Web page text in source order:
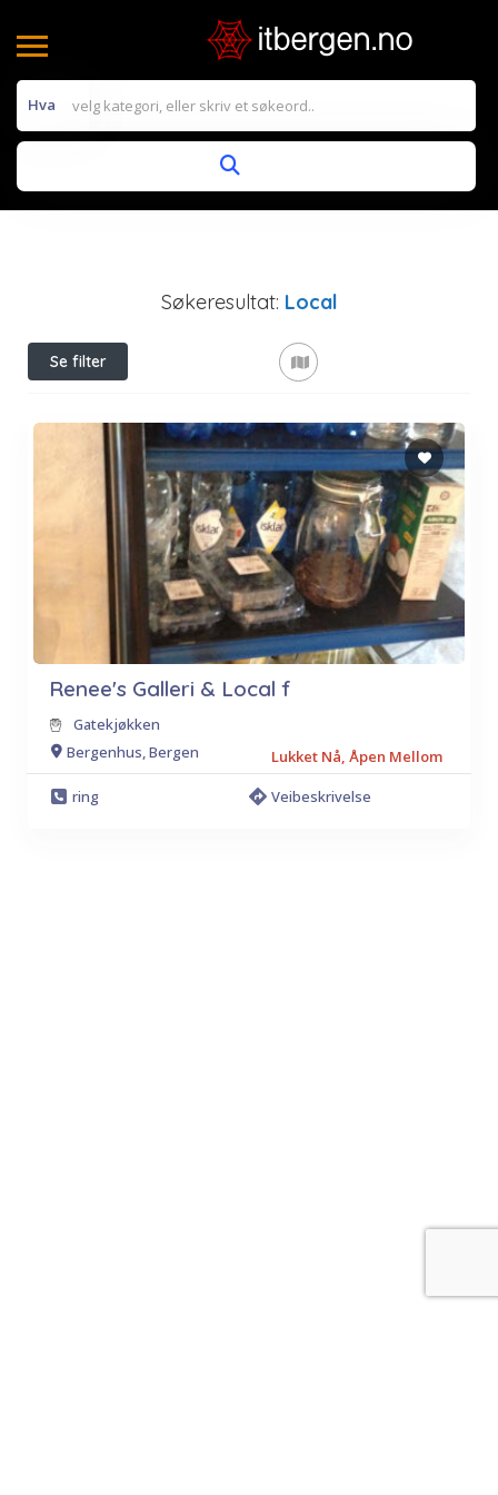
Hva
Søkeresultat: Local
Se filter
Renee's Galleri & Local f
Gatekjøkken
Bergenhus, Bergen
Lukket Nå, Åpen Mellom
ring
Veibeskrivelse